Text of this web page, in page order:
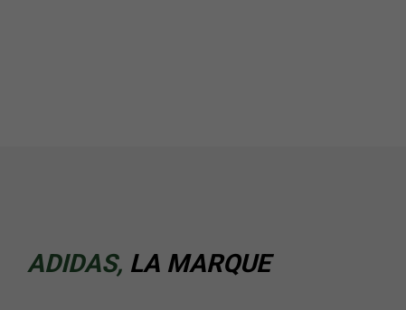
ADIDAS, LA MARQUE